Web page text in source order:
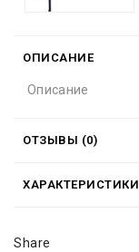
ОПИСАНИЕ
Описание
ОТЗЫВЫ (0)
ХАРАКТЕРИСТИКИ
Share